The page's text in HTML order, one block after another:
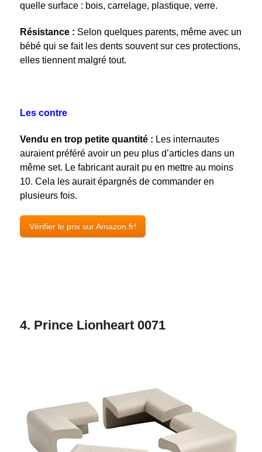
quelle surface : bois, carrelage, plastique, verre.
Résistance : Selon quelques parents, même avec un
bébé qui se fait les dents souvent sur ces protections,
elles tiennent malgré tout.
Les contre
Vendu en trop petite quantité : Les internautes
auraient préféré avoir un peu plus d’articles dans un
même set. Le fabricant aurait pu en mettre au moins
10. Cela les aurait épargnés de commander en
plusieurs fois.
Vérifier le prix sur Amazon.fr!
4. Prince Lionheart 0071